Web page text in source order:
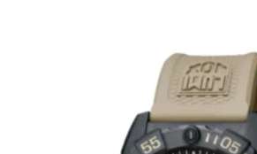
€436,00.